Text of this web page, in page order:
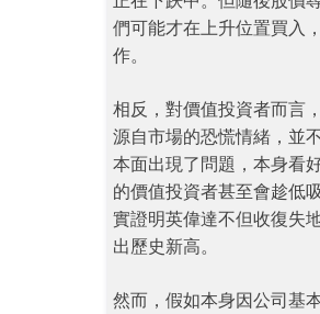
們可能才在上升位置買入
作。
相反，對價值投資者而言
源自市場的恐慌情緒，並
本面出現了問題，本身看
的價值投資者甚至會趁低
實證明英偉達不但收復失
出歷史新高。
然而，假如本身因公司基